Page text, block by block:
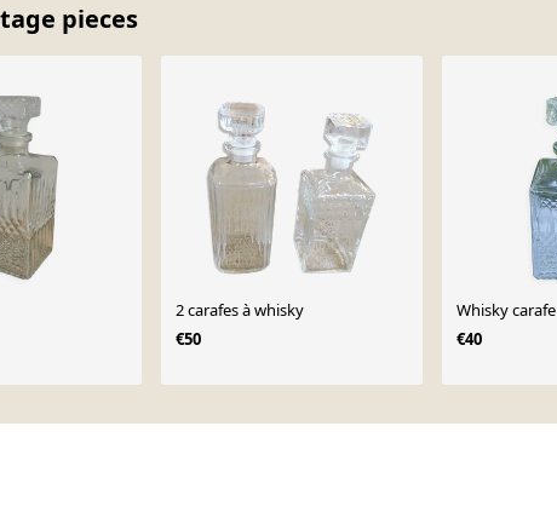
pieces
2 carafes à whisky
€50
Whisky carafe
€40